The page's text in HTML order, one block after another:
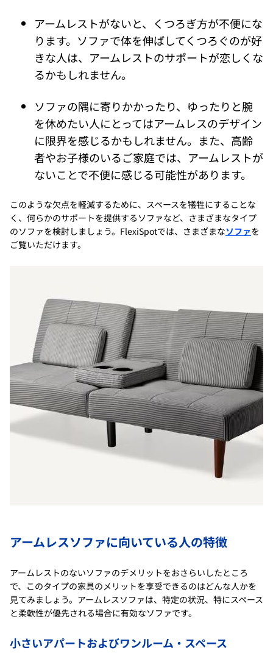
アームレストがないと、くつろぎ方が不便にな
ります。ソファで体を伸ばしてくつろぐのが好
きな人は、アームレストのサポートが恋しくな
るかもしれません。
ソファの隅に寄りかかったり、ゆったりと腕
を休めたい人にとってはアームレスのデザイン
に限界を感じるかもしれません。また、高齢
者やお子様のいるご家庭では、アームレストが
ないことで不便に感じる可能性があります。
このような欠点を軽減するために、スペースを犠牲にすることな
く、何らかのサポートを提供するソファなど、さまざまなタイプ
のソファを検討しましょう。FlexiSpotでは、さまざまなソファを
ご覧いただけます。
アームレスソファに向いている人の特徴
アームレストのないソファのデメリットをおさらいしたところ
で、このタイプの家具のメリットを享受できるのはどんな人かを
見てみましょう。アームレスソファは、特定の状況、特にスペース
と柔軟性が優先される場合に有効なソファです。
小さいアパートおよびワンルーム・スペース